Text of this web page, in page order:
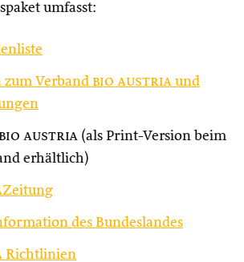
umfasst:
Verband bio austria und
bio austria (als Print-Version beim
erhältlich)
Zeitung
des Bundeslandes
Richtlinien